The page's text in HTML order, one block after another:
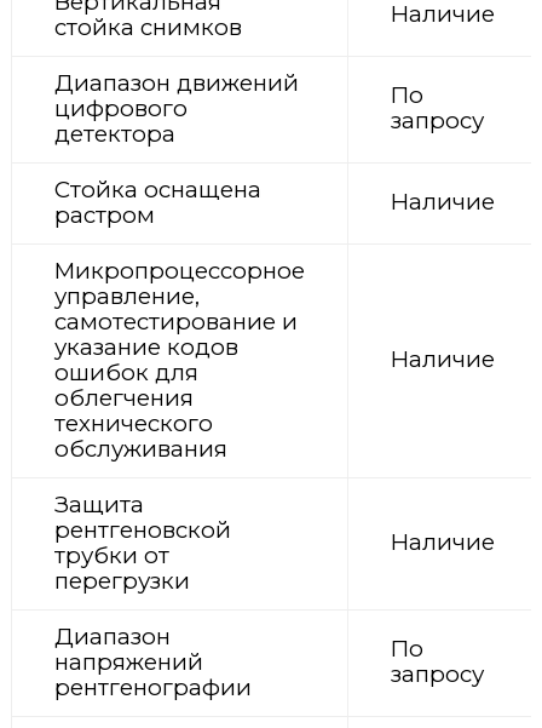
стойка снимков
Наличие
Диапазон движений
цифрового
детектора
По
запросу
Стойка оснащена
растром
Наличие
Микропроцессорное
управление,
самотестирование и
указание кодов
ошибок для
облегчения
технического
обслуживания
Наличие
Защита
рентгеновской
трубки от
перегрузки
Наличие
Диапазон
напряжений
рентгенографии
По
запросу